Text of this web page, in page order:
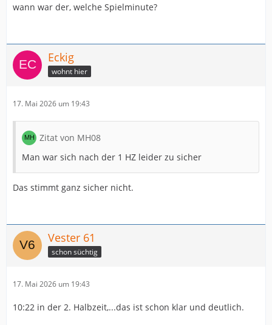
wann war der, welche Spielminute?
Eckig
wohnt hier
17. Mai 2026 um 19:43
Zitat von MH08
Man war sich nach der 1 HZ leider zu sicher
Das stimmt ganz sicher nicht.
Vester 61
schon süchtig
17. Mai 2026 um 19:43
10:22 in der 2. Halbzeit,...das ist schon klar und deutlich.